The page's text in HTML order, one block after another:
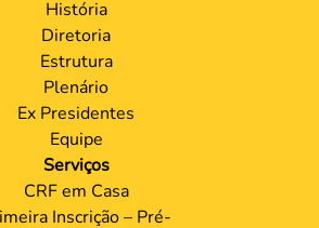
História
Diretoria
Estrutura
Plenário
Ex Presidentes
Equipe
Serviços
CRF em Casa
Inscrição – Pré-